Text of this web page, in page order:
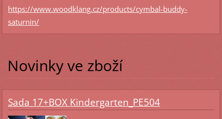
https://www.woodklang.cz/products/cymbal-buddy-
saturnin/
Novinky ve zboží
Sada 17+BOX Kindergarten_PE504